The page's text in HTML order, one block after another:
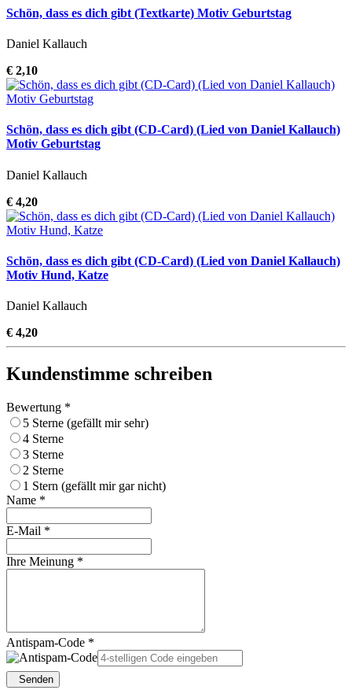
Schön, dass es dich gibt (Textkarte) Motiv Geburtstag
Daniel Kallauch
€ 2,10
Schön, dass es dich gibt (CD-Card) (Lied von Daniel Kallauch)
Motiv Geburtstag
Daniel Kallauch
€ 4,20
Schön, dass es dich gibt (CD-Card) (Lied von Daniel Kallauch)
Motiv Hund, Katze
Daniel Kallauch
€ 4,20
Kundenstimme schreiben
Bewertung *
5 Sterne (gefällt mir sehr)
4 Sterne
3 Sterne
2 Sterne
1 Stern (gefällt mir gar nicht)
Name *
E-Mail *
Ihre Meinung *
Antispam-Code *
Senden